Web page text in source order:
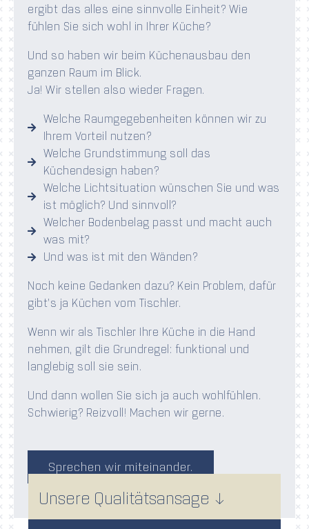
ergibt das alles eine sinnvolle Einheit? Wie
fühlen Sie sich wohl in Ihrer Küche?
Und so haben wir beim Küchenausbau den
ganzen Raum im Blick.
Ja! Wir stellen also wieder Fragen.
Welche Raumgegebenheiten können wir zu
Ihrem Vorteil nutzen?
Welche Grundstimmung soll das
Küchendesign haben?
Welche Lichtsituation wünschen Sie und was
ist möglich? Und sinnvoll?
Welcher Bodenbelag passt und macht auch
was mit?
Und was ist mit den Wänden?
Noch keine Gedanken dazu? Kein Problem, dafür
gibt’s ja Küchen vom Tischler.
Wenn wir als Tischler Ihre Küche in die Hand
nehmen, gilt die Grundregel: funktional und
langlebig soll sie sein.
Und dann wollen Sie sich ja auch wohlfühlen.
Schwierig? Reizvoll! Machen wir gerne.
Sprechen wir miteinander.
Unsere Qualitätsansage ↓